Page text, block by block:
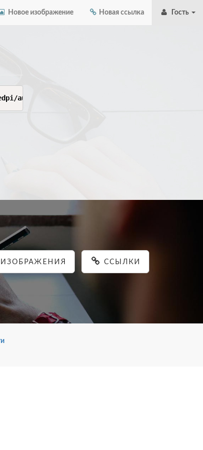
Новое изображение Новая ссылка Гость
ИЗОБРАЖЕНИЯ ССЫЛКИ